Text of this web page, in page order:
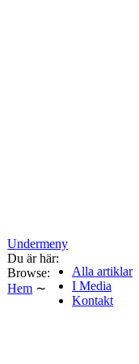
Undermeny
Alla artiklar
I Media
Kontakt
Du är här:
Browse:
Hem ∼